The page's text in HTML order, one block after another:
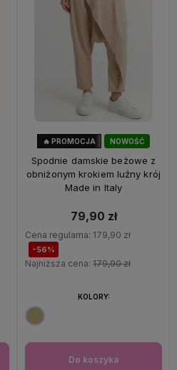
NOWOŚĆ
🔥 PROMOCJA
Spodnie damskie beżowe z
obniżonym krokiem luźny krój
Made in Italy
79,90 zł
Cena regularna: 179,90 zł
-56%
Najniższa cena: 179,90 zł
Do koszyka
KOLORY: